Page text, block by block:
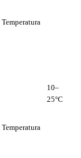
Temperatura
Temperatura
10–
25°C